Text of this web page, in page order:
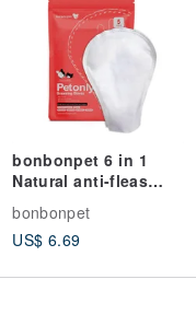
bonbonpet 6 in 1
Natural anti-fleas
Grooming Glove
Wipes for Dogs &
Cats
bonbonpet
US$ 6.69